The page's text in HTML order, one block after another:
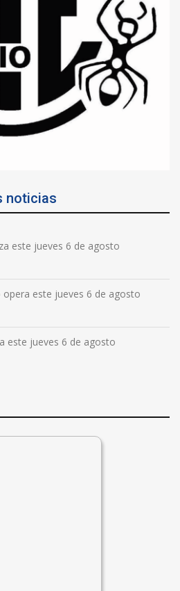
noticias
este jueves 6 de agosto
este jueves 6 de agosto
este jueves 6 de agosto